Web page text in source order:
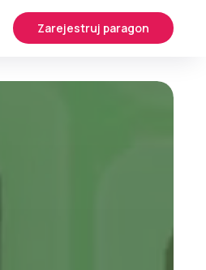
Zarejestruj paragon